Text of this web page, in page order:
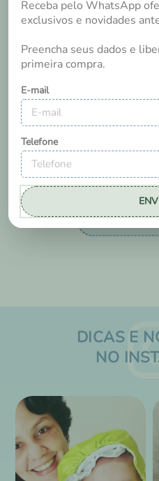
Receba pelo WhatsApp
exclusivos e novidades
Preencha seus dados e
primeira compra.
E-mail
Telefone
para o desfralde. Essa fralda
comprem de olhos fechados.
Sim, recomendaria a um
Essa avaliação foi útil?
DICAS E
NO